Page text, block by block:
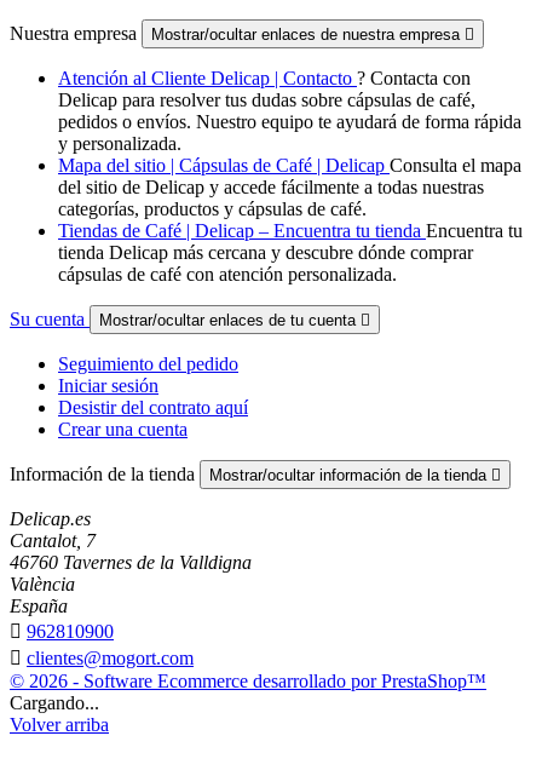
Nuestra empresa Mostrar/ocultar enlaces de nuestra empresa 
Atención al Cliente Delicap | Contacto ? Contacta con
Delicap para resolver tus dudas sobre cápsulas de café,
pedidos o envíos. Nuestro equipo te ayudará de forma rápida
y personalizada.
Mapa del sitio | Cápsulas de Café | Delicap Consulta el mapa
del sitio de Delicap y accede fácilmente a todas nuestras
categorías, productos y cápsulas de café.
Tiendas de Café | Delicap – Encuentra tu tienda Encuentra tu
tienda Delicap más cercana y descubre dónde comprar
cápsulas de café con atención personalizada.
Su cuenta Mostrar/ocultar enlaces de tu cuenta 
Seguimiento del pedido
Iniciar sesión
Desistir del contrato aquí
Crear una cuenta
Información de la tienda Mostrar/ocultar información de la tienda 
Delicap.es
Cantalot, 7
46760 Tavernes de la Valldigna
València
España
 962810900
 clientes@mogort.com
© 2026 - Software Ecommerce desarrollado por PrestaShop™
Cargando...
Volver arriba